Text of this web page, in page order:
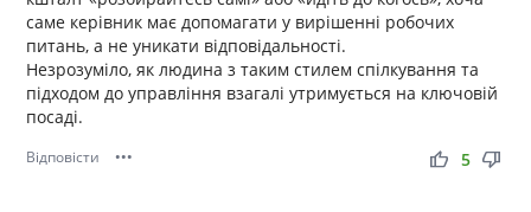
саме керівник має допомагати у вирішенні робочих
питань, а не уникати відповідальності.
Незрозуміло, як людина з таким стилем спілкування та
підходом до управління взагалі утримується на ключовій
посаді.
Відповісти ••• thumb_up thumb_down
5